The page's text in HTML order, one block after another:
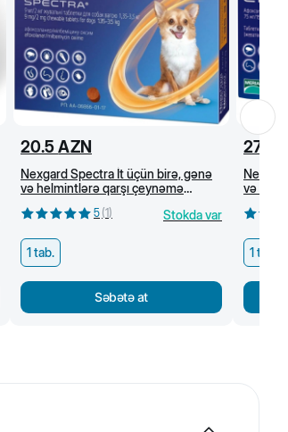
20.5 AZN
Nexgard Spectra İt üçün birə, gənə
və helmintlərə qarşı çeynəmə
5 (1) Stokda var
1 tab.
Səbətə at
27
və
1 tab.